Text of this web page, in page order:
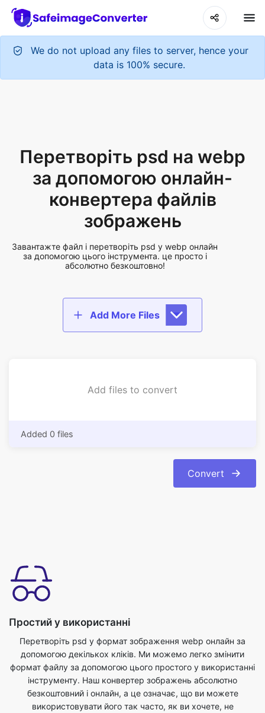
We do not upload any files to server, hence your
data is 100% secure.
конвертера файлів
зображень
Завантажте файл і перетворіть psd у webp онлайн
за допомогою цього інструмента. це просто і
абсолютно безкоштовно!
Add More Files
Простий у використанні
Перетворіть psd у формат зображення webp онлайн за
допомогою декількох кліків. Ми можемо легко змінити
інструменту. Наш конвертер зображень абсолютно
безкоштовний і онлайн, а це означає, що ви можете
використовувати його так часто, як ви хочете, не
витрачаючи ні копійки, і він не вимагає установки. Цей
інструмент простий у використанні, вам просто потрібно
завантажити оригінальний файл, і ви отримаєте
перетворений файл зображення формату webp.